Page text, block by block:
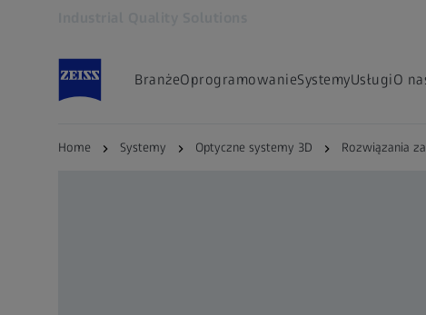
BranżeOprogramowanieSystemyUsługiO
Home Systemy Optyczne systemy 3D Rozwiązania